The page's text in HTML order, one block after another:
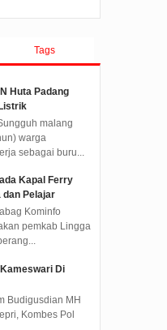
Tags
Huta Padang
malang
warga
sebagai buru...
Kapal Ferry
dan Pelajar
Kominfo
pemkab Lingga
Di
Budigusdian MH
Kombes Pol